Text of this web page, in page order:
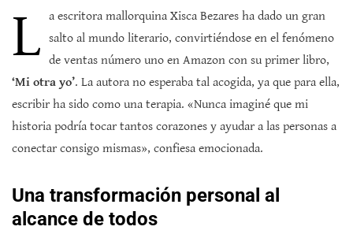
L a escritora mallorquina Xisca Bezares ha dado un gran
salto al mundo literario, convirtiéndose en el fenómeno
de ventas número uno en Amazon con su primer libro,
‘Mi otra yo’. La autora no esperaba tal acogida, ya que para ella,
escribir ha sido como una terapia. «Nunca imaginé que mi
historia podría tocar tantos corazones y ayudar a las personas a
conectar consigo mismas», confiesa emocionada.
Una transformación personal al
alcance de todos